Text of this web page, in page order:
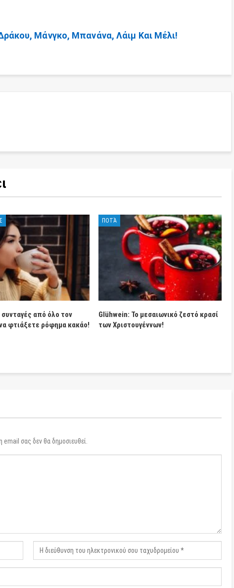
Μάνγκο, Μπανάνα, Λάιμ Και Μέλι!
από όλο τον
φτιάξετε ρόφημα κακάο!
ΠΟΤΆ
Glühwein: Το μεσαιωνικό ζεστό κρασί
των Χριστουγέννων!
email σας δεν θα δημοσιευθεί.